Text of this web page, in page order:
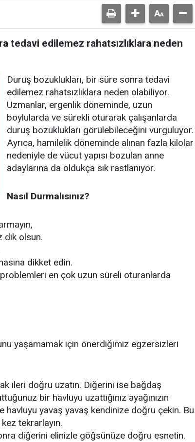
tedavi edilemez rahatsızlıklara neden
Duruş bozuklukları, bir süre sonra tedavi
edilemez rahatsızlıklara neden olabiliyor.
Uzmanlar, ergenlik döneminde, uzun
boylularda ve sürekli oturarak çalışanlarda
duruş bozuklukları görülebileceğini vurguluyor.
Ayrıca, hamilelik döneminde alınan fazla kilolar
nedeniyle de vücut yapısı bozulan anne
adaylarına da oldukça sık rastlanıyor.
Nasıl Durmalısınız?
dik olsun.
dikket edin.
en çok uzun süreli oturanlarda
yaşamamak için önerdiğimiz egzersizleri
ileri doğru uzatın. Diğerini ise bağdaş
bir havluyu uzattığınız ayağınızın
havluyu yavaş yavaş kendinize doğru çekin. Bu
tekrarlayın.
diğerini elinizle göğsünüze doğru esnetin.